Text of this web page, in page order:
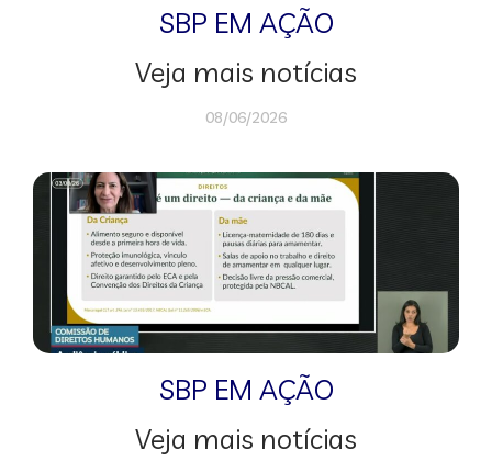
SBP EM AÇÃO
Veja mais notícias
08/06/2026
SBP EM AÇÃO
Veja mais notícias